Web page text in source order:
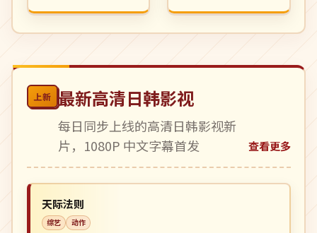
纪录片佳作。
松本清张式氛围。
上新 最新高清日韩影视
每日同步上线的高清日韩影视新
片，1080P 中文字幕首发
查看更多
日本
杜比
天际法则
综艺 动作